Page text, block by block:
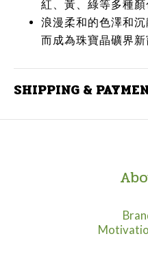
紅、黃、綠等多種顏
浪漫柔和的色澤和
而成為珠寶晶礦界新
SHIPPING &